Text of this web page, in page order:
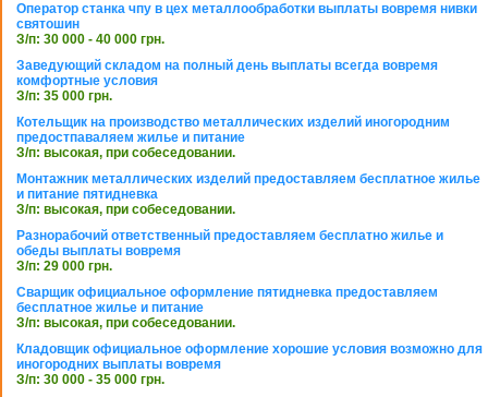
Оператор станка чпу в цех металлообработки выплаты вовремя нивки
святошин
З/п: 30 000 - 40 000 грн.
Заведующий складом на полный день выплаты всегда вовремя
комфортные условия
З/п: 35 000 грн.
Котельщик на производство металлических изделий иногородним
предостпаваляем жилье и питание
З/п: высокая, при собеседовании.
Монтажник металлических изделий предоставляем бесплатное жилье
и питание пятидневка
З/п: высокая, при собеседовании.
Разнорабочий ответственный предоставляем бесплатно жилье и
обеды выплаты вовремя
З/п: 29 000 грн.
Сварщик официальное оформление пятидневка предоставляем
бесплатное жилье и питание
З/п: высокая, при собеседовании.
Кладовщик официальное оформление хорошие условия возможно для
иногородних выплаты вовремя
З/п: 30 000 - 35 000 грн.